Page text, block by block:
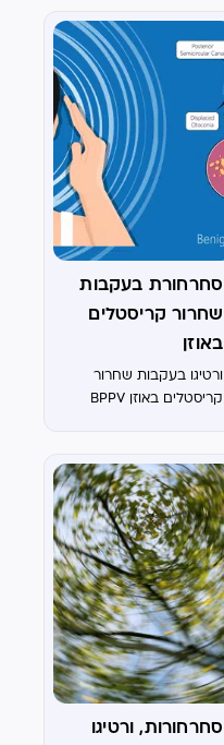
סחרחורת בעקבות
שחרור קריסטלים
באוזן
ורטיגו בעקבות שחרור
קריסטלים באוזן BPPV
סחרחורות, ורטיגו